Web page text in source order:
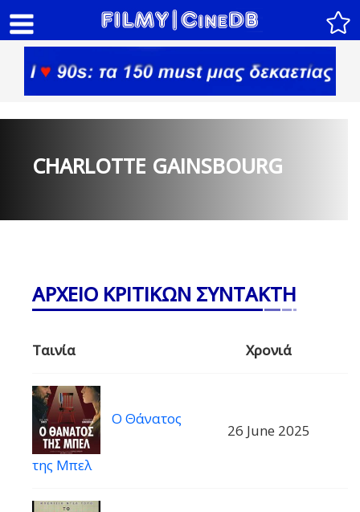
CHARLOTTE GAINSBOURG
ΑΡΧΕΙΟ ΚΡΙΤΙΚΩΝ ΣΥΝΤΑΚΤΗ
Ταινία Χρονιά
Ο Θάνατος
της Μπελ
26 June 2025